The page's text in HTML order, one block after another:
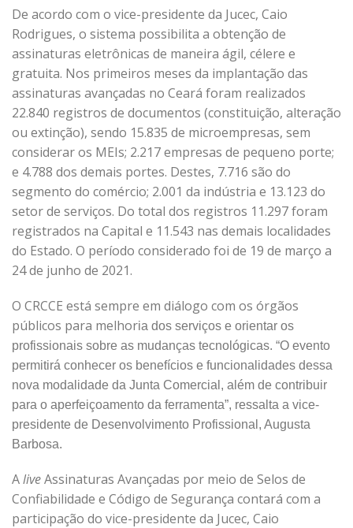
De acordo com o vice-presidente da Jucec, Caio
Rodrigues, o sistema possibilita a obtenção de
assinaturas eletrônicas de maneira ágil, célere e
gratuita. Nos primeiros meses da implantação das
assinaturas avançadas no Ceará foram realizados
22.840 registros de documentos (constituição, alteração
ou extinção), sendo 15.835 de microempresas, sem
considerar os MEIs; 2.217 empresas de pequeno porte;
e 4.788 dos demais portes. Destes, 7.716 são do
segmento do comércio; 2.001 da indústria e 13.123 do
setor de serviços. Do total dos registros 11.297 foram
registrados na Capital e 11.543 nas demais localidades
do Estado. O período considerado foi de 19 de março a
24 de junho de 2021.
O CRCCE está sempre em diálogo com os órgãos
públicos para melhoria dos serviços e orientar os
profissionais sobre as mudanças tecnológicas. “O evento
permitirá conhecer os benefícios e funcionalidades dessa
nova modalidade da Junta Comercial, além de contribuir
para o aperfeiçoamento da ferramenta”, ressalta a vice-
presidente de Desenvolvimento Profissional, Augusta
Barbosa.
AliveAssinaturas Avançadas por meio de Selos de
Confiabilidade e Código de Segurança contará com a
participação do vice-presidente da Jucec, Caio